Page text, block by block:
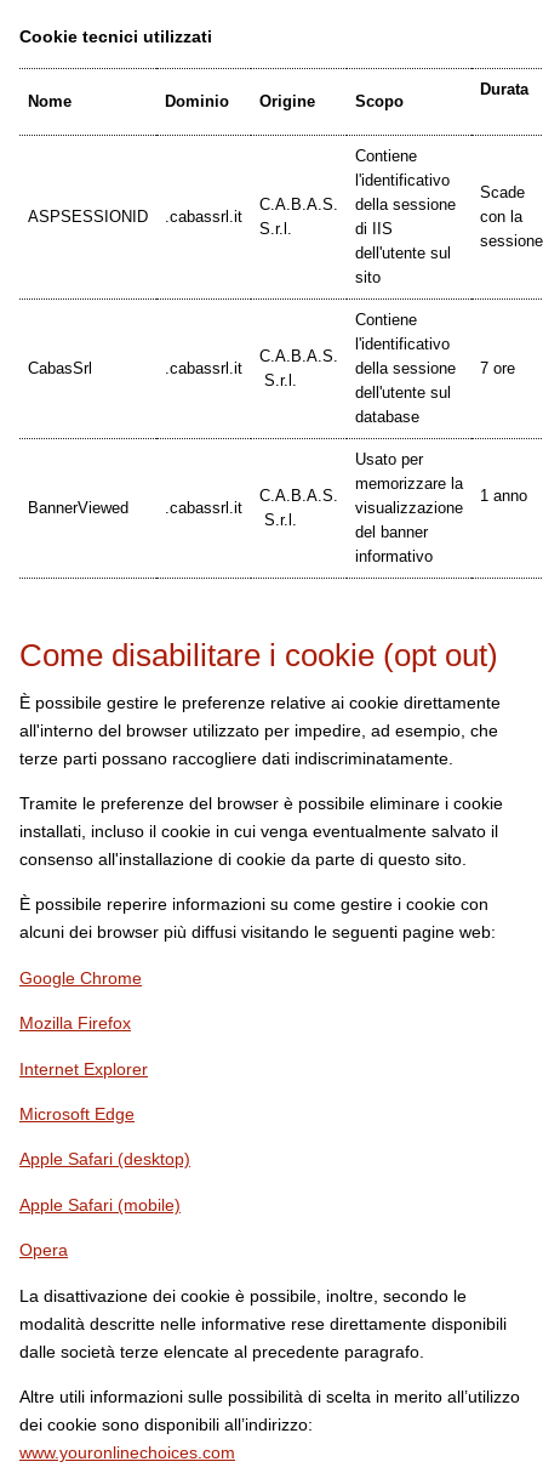
Cookie tecnici utilizzati
Nome Dominio Origine Scopo
Durata
ASPSESSIONID .cabassrl.it
C.A.B.A.S.
S.r.l.
Contiene
l'identificativo
della sessione
di IIS
dell'utente sul
sito
Scade
con la
sessione
CabasSrl .cabassrl.it
C.A.B.A.S.
S.r.l.
Contiene
l'identificativo
della sessione
dell'utente sul
database
7 ore
BannerViewed .cabassrl.it
C.A.B.A.S.
S.r.l.
Usato per
memorizzare la
visualizzazione
del banner
informativo
1 anno
Come disabilitare i cookie (opt out)
È possibile gestire le preferenze relative ai cookie direttamente
all'interno del browser utilizzato per impedire, ad esempio, che
terze parti possano raccogliere dati indiscriminatamente.
Tramite le preferenze del browser è possibile eliminare i cookie
installati, incluso il cookie in cui venga eventualmente salvato il
consenso all'installazione di cookie da parte di questo sito.
È possibile reperire informazioni su come gestire i cookie con
alcuni dei browser più diffusi visitando le seguenti pagine web:
Google Chrome
Mozilla Firefox
Internet Explorer
Microsoft Edge
Apple Safari (desktop)
Apple Safari (mobile)
Opera
La disattivazione dei cookie è possibile, inoltre, secondo le
modalità descritte nelle informative rese direttamente disponibili
dalle società terze elencate al precedente paragrafo.
Altre utili informazioni sulle possibilità di scelta in merito all’utilizzo
dei cookie sono disponibili all’indirizzo:
www.youronlinechoices.com